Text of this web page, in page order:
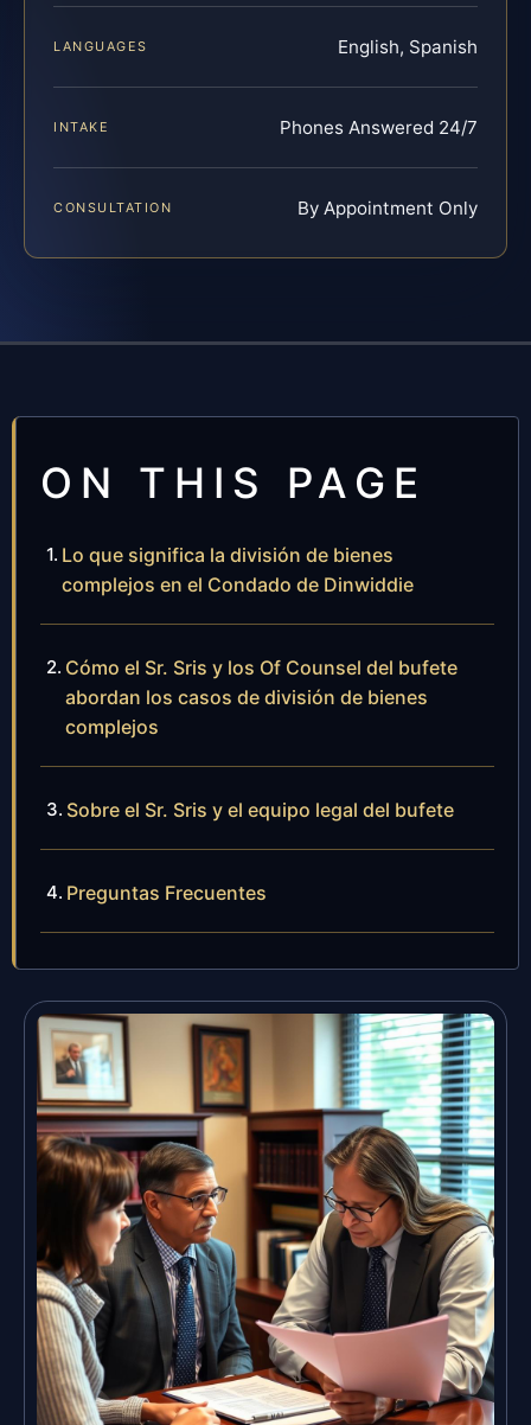
LANGUAGES English, Spanish
INTAKE Phones Answered 24/7
CONSULTATION By Appointment Only
ON THIS PAGE
Lo que significa la división de bienes
complejos en el Condado de Dinwiddie
Cómo el Sr. Sris y los Of Counsel del bufete
abordan los casos de división de bienes
complejos
Sobre el Sr. Sris y el equipo legal del bufete
Preguntas Frecuentes